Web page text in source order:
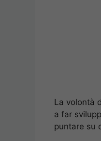
La volontà
a far
puntare su